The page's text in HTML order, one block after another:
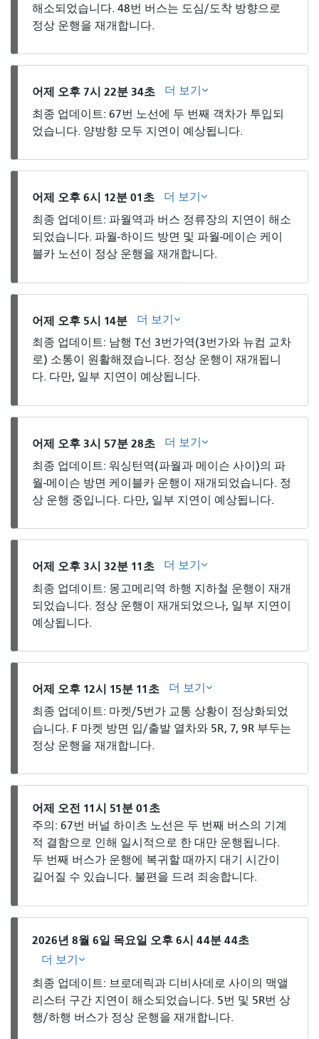
해소되었습니다. 48번 버스는 도심/도착 방향으로
정상 운행을 재개합니다.
어제 오후 7시 22분 34초
더 보기
최종 업데이트: 67번 노선에 두 번째 객차가 투입되
었습니다. 양방향 모두 지연이 예상됩니다.
어제 오후 6시 12분 01초
더 보기
최종 업데이트: 파월역과 버스 정류장의 지연이 해소
되었습니다. 파월-하이드 방면 및 파월-메이슨 케이
블카 노선이 ​​정상 운행을 재개합니다.
어제 오후 5시 14분
더 보기
최종 업데이트: 남행 T선 3번가역(3번가와 뉴컴 교차
로) 소통이 원활해졌습니다. 정상 운행이 재개됩니
다. 다만, 일부 지연이 예상됩니다.
어제 오후 3시 57분 28초
더 보기
최종 업데이트: 워싱턴역(파월과 메이슨 사이)의 파
월-메이슨 방면 케이블카 운행이 재개되었습니다. 정
상 운행 중입니다. 다만, 일부 지연이 예상됩니다.
어제 오후 3시 32분 11초
더 보기
최종 업데이트: 몽고메리역 하행 지하철 운행이 재개
되었습니다. 정상 운행이 재개되었으나, 일부 지연이
예상됩니다.
어제 오후 12시 15분 11초
더 보기
최종 업데이트: 마켓/5번가 교통 상황이 정상화되었
습니다. F 마켓 방면 입/출발 열차와 5R, 7, 9R 부두는
정상 운행을 재개합니다.
어제 오전 11시 51분 01초
주의: 67번 버널 하이츠 노선은 두 번째 버스의 기계
적 결함으로 인해 일시적으로 한 대만 운행됩니다.
두 번째 버스가 운행에 복귀할 때까지 대기 시간이
길어질 수 있습니다. 불편을 드려 죄송합니다.
2026년 8월 6일 목요일 오후 6시 44분 44초
더 보기
최종 업데이트: 브로데릭과 디비사데로 사이의 맥앨
리스터 구간 지연이 해소되었습니다. 5번 및 5R번 상
행/하행 버스가 정상 운행을 재개합니다.